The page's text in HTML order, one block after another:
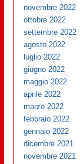
novembre 2022
ottobre 2022
settembre 2022
agosto 2022
luglio 2022
giugno 2022
maggio 2022
aprile 2022
marzo 2022
febbraio 2022
gennaio 2022
dicembre 2021
novembre 2021